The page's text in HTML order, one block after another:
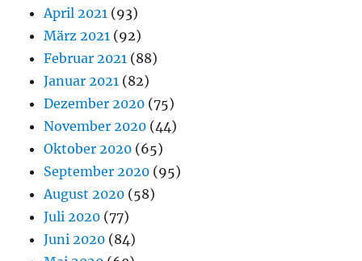
April 2021 (93)
März 2021 (92)
Februar 2021 (88)
Januar 2021 (82)
Dezember 2020 (75)
November 2020 (44)
Oktober 2020 (65)
September 2020 (95)
August 2020 (58)
Juli 2020 (77)
Juni 2020 (84)